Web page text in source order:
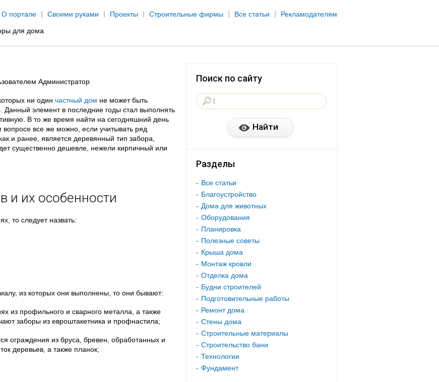
О портале
Своими руками Проекты Строительные фирмы Все статьи Рекламодателям
для дома
Администратор
ни один частный дом не может быть
Данный элемент в последние годы стал выполнять
В то же время найти на сегодняшний день
все же можно, если учитывать ряд
и ранее, является деревянный тип забора,
существенно дешевле, нежели кирпичный или
и их особенности
то следует назвать:
из которых они выполнены, то они бывают:
из профильного и сварного металла, а также
заборы из евроштакетника и профнастила;
ограждения из бруса, бревен, обработанных и
деревьев, а также планок;
Поиск по сайту
Разделы
Все статьи
Благоустройство
Дома для животных
Оборудования
Планировка
Полезные советы
Крыша дома
Монтаж кровли
Отделка дома
Будни строителей
Подготовительные работы
Ремонт дома
Стены дома
Строительные материалы
Строительство бани
Технологии
Фундамент